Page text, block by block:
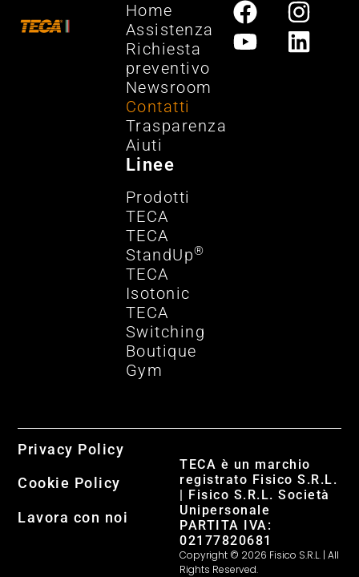
Home
Assistenza
Richiesta
preventivo
Newsroom
Contatti
Trasparenza
Aiuti
Linee
Prodotti
TECA
TECA
StandUp®
TECA
Isotonic
TECA
Switching
Boutique
Gym
TECA è un marchio
registrato Fisico S.R.L.
| Fisico S.R.L. Società
Unipersonale
PARTITA IVA:
02177820681
Copyright © 2026 Fisico S.R.L. | All
Rights Reserved.
Privacy Policy
Cookie Policy
Lavora con noi